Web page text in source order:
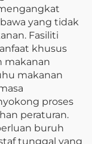
yang tidak
Fasiliti
khusus
makanan
makanan
proses
peraturan.
buruh
tunggal yang